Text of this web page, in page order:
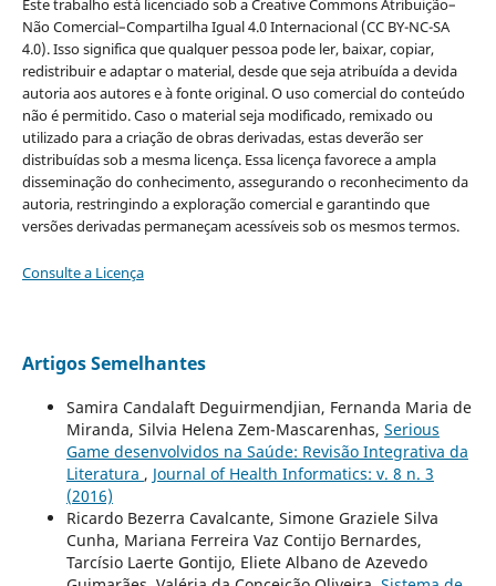
Este trabalho está licenciado sob a Creative Commons Atribuição–
Não Comercial–Compartilha Igual 4.0 Internacional (CC BY-NC-SA
4.0). Isso significa que qualquer pessoa pode ler, baixar, copiar,
redistribuir e adaptar o material, desde que seja atribuída a devida
autoria aos autores e à fonte original. O uso comercial do conteúdo
não é permitido. Caso o material seja modificado, remixado ou
utilizado para a criação de obras derivadas, estas deverão ser
distribuídas sob a mesma licença. Essa licença favorece a ampla
disseminação do conhecimento, assegurando o reconhecimento da
autoria, restringindo a exploração comercial e garantindo que
versões derivadas permaneçam acessíveis sob os mesmos termos.
Consulte a Licença
Artigos Semelhantes
Samira Candalaft Deguirmendjian, Fernanda Maria de
Miranda, Silvia Helena Zem-Mascarenhas, Serious
Game desenvolvidos na Saúde: Revisão Integrativa da
Literatura , Journal of Health Informatics: v. 8 n. 3
(2016)
Ricardo Bezerra Cavalcante, Simone Graziele Silva
Cunha, Mariana Ferreira Vaz Contijo Bernardes,
Tarcísio Laerte Gontijo, Eliete Albano de Azevedo